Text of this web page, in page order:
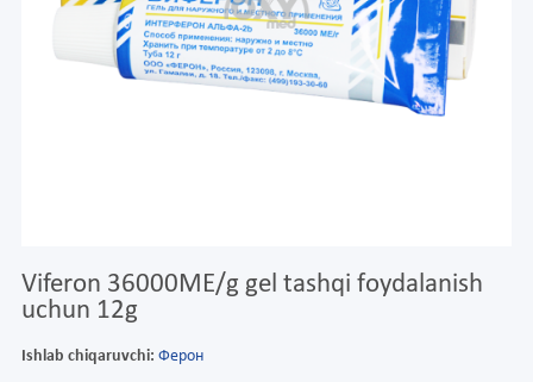
Viferon 36000ME/g gel tashqi foydalanish
uchun 12g
Ishlab chiqaruvchi: Ферон